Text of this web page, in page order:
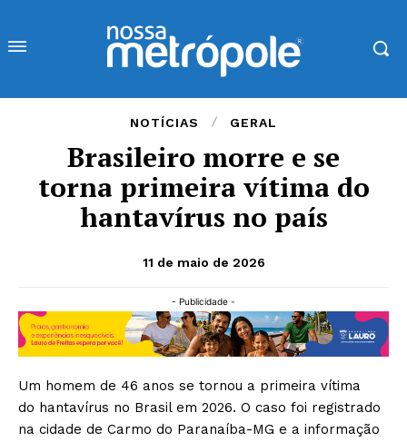
NOTÍCIAS GERAL
Brasileiro morre e se
torna primeira vítima do
hantavírus no país
11 de maio de 2026
- Publicidade -
Um homem de 46 anos se tornou a primeira vítima
do hantavírus no Brasil em 2026. O caso foi registrado
na cidade de Carmo do Paranaíba-MG e a informação